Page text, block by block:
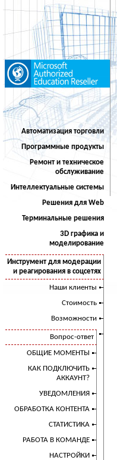
Автоматизация торговли
Программные продукты
Ремонт и техническое
обслуживание
Интеллектуальные системы
Решения для Web
Терминальные решения
3D графика и
моделирование
Инструмент для модерации
и реагирования в соцсетях
Наши клиенты
Стоимость
Возможности
Вопрос-ответ
ОБЩИЕ МОМЕНТЫ
КАК ПОДКЛЮЧИТЬ
АККАУНТ?
УВЕДОМЛЕНИЯ
ОБРАБОТКА КОНТЕНТА
СТАТИСТИКА
РАБОТА В КОМАНДЕ
НАСТРОЙКИ